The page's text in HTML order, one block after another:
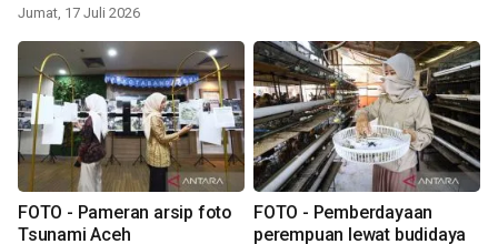
Jumat, 17 Juli 2026
FOTO - Pameran arsip foto
Tsunami Aceh
FOTO - Pemberdayaan
perempuan lewat budidaya